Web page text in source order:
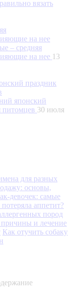
вязать
– средняя
на нее 13
японский
питомцев 30 июля
для разных
основы,
девочек: самые
аппетит?
пород
и лечение
Как отучить собаку